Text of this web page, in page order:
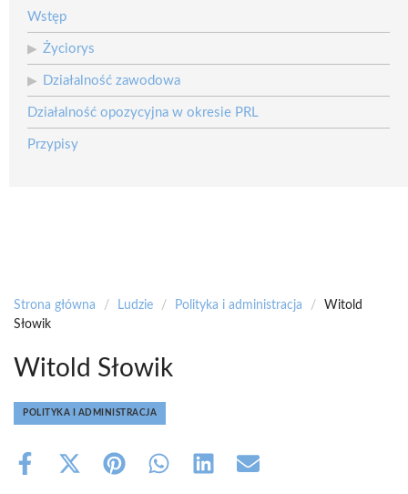
Wstęp
Życiorys
Działalność zawodowa
Działalność opozycyjna w okresie PRL
Przypisy
Strona główna / Ludzie / Polityka i administracja /
Witold
Słowik
Witold Słowik
POLITYKA I ADMINISTRACJA
Share
Share Share Share Share Share